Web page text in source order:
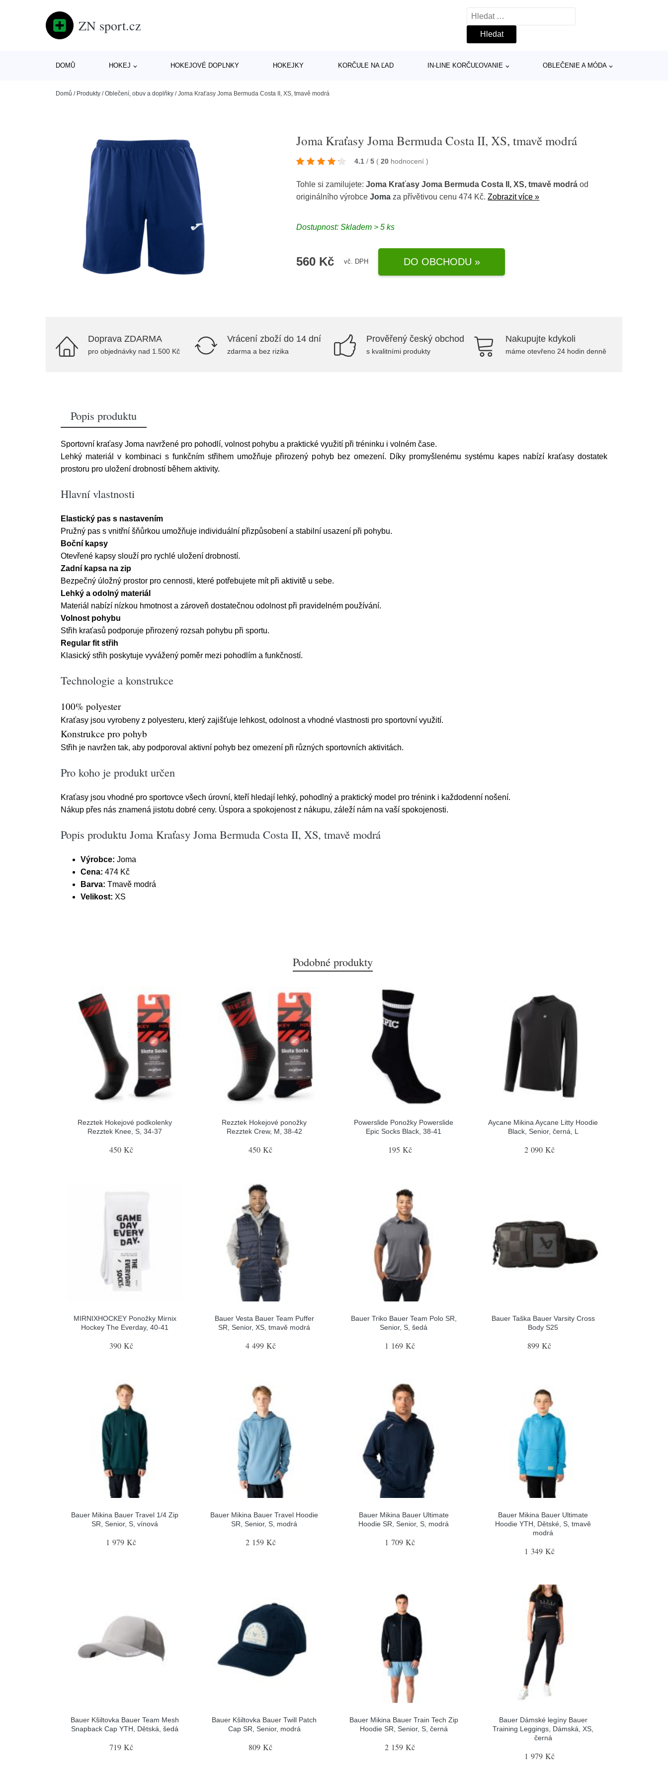
ZN sport.cz
Vyhledávání
DOMŮ HOKEJ HOKEJOVÉ DOPLNKY HOKEJKY KORČULE NA ĽAD IN-LINE KORČUĽOVANIE OBLEČENIE A MÓDA
Domů / Produkty /Oblečení, obuv a doplňky /Joma Kraťasy Joma Bermuda Costa II, XS, tmavě modrá
Joma Kraťasy Joma Bermuda Costa II, XS, tmavě modrá
4.1 / 5 ( 20 hodnocení)
Tohle si zamilujete:Joma Kraťasy Joma Bermuda Costa II, XS, tmavě modrá od
originálního výrobceJoma za přívětivou cenu 474 Kč.Zobrazit více »
Dostupnost: Skladem > 5 ks
560 Kč vč. DPH DO OBCHODU »
Doprava ZDARMA
pro objednávky nad 1.500 Kč
Vrácení zboží do 14 dní
zdarma a bez rizika
Prověřený český obchod
s kvalitními produkty
Nakupujte kdykoli
máme otevřeno 24 hodin denně
Popis produktu
Sportovní kraťasy Joma navržené pro pohodlí, volnost pohybu a praktické využití při tréninku i volném čase.
Lehký materiál v kombinaci s funkčním střihem umožňuje přirozený pohyb bez omezení. Díky promyšlenému systému kapes nabízí kraťasy dostatek
prostoru pro uložení drobností během aktivity.
Hlavní vlastnosti
Elastický pas s nastavením
Pružný pas s vnitřní šňůrkou umožňuje individuální přizpůsobení a stabilní usazení při pohybu.
Boční kapsy
Otevřené kapsy slouží pro rychlé uložení drobností.
Zadní kapsa na zip
Bezpečný úložný prostor pro cennosti, které potřebujete mít při aktivitě u sebe.
Lehký a odolný materiál
Materiál nabízí nízkou hmotnost a zároveň dostatečnou odolnost při pravidelném používání.
Volnost pohybu
Střih kraťasů podporuje přirozený rozsah pohybu při sportu.
Regular fit střih
Klasický střih poskytuje vyvážený poměr mezi pohodlím a funkčností.
Technologie a konstrukce
100% polyester
Kraťasy jsou vyrobeny z polyesteru, který zajišťuje lehkost, odolnost a vhodné vlastnosti pro sportovní využití.
Konstrukce pro pohyb
Střih je navržen tak, aby podporoval aktivní pohyb bez omezení při různých sportovních aktivitách.
Pro koho je produkt určen
Kraťasy jsou vhodné pro sportovce všech úrovní, kteří hledají lehký, pohodlný a praktický model pro trénink i každodenní nošení.
Nákup přes nás znamená jistotu dobré ceny. Úspora a spokojenost z nákupu, záleží nám na vaší spokojenosti.
Popis produktu Joma Kraťasy Joma Bermuda Costa II, XS, tmavě modrá
Výrobce: Joma
Cena: 474 Kč
Barva: Tmavě modrá
Velikost: XS
Podobné produkty
Rezztek Hokejové podkolenky
Rezztek Knee, S, 34-37
450 Kč
Rezztek Hokejové ponožky
Rezztek Crew, M, 38-42
450 Kč
Powerslide Ponožky Powerslide
Epic Socks Black, 38-41
195 Kč
Aycane Mikina Aycane Litty Hoodie
Black, Senior, černá, L
2 090 Kč
MIRNIXHOCKEY Ponožky Mirnix
Hockey The Everday, 40-41
390 Kč
Bauer Vesta Bauer Team Puffer
SR, Senior, XS, tmavě modrá
4 499 Kč
Bauer Triko Bauer Team Polo SR,
Senior, S, šedá
1 169 Kč
Bauer Taška Bauer Varsity Cross
Body S25
899 Kč
Bauer Mikina Bauer Travel 1/4 Zip
SR, Senior, S, vínová
1 979 Kč
Bauer Mikina Bauer Travel Hoodie
SR, Senior, S, modrá
2 159 Kč
Bauer Mikina Bauer Ultimate
Hoodie SR, Senior, S, modrá
1 709 Kč
Bauer Mikina Bauer Ultimate
Hoodie YTH, Dětské, S, tmavě
modrá
1 349 Kč
Bauer Kšiltovka Bauer Team Mesh
Snapback Cap YTH, Dětská, šedá
719 Kč
Bauer Kšiltovka Bauer Twill Patch
Cap SR, Senior, modrá
809 Kč
Bauer Mikina Bauer Train Tech Zip
Hoodie SR, Senior, S, černá
2 159 Kč
Bauer Dámské legíny Bauer
Training Leggings, Dámská, XS,
černá
1 979 Kč